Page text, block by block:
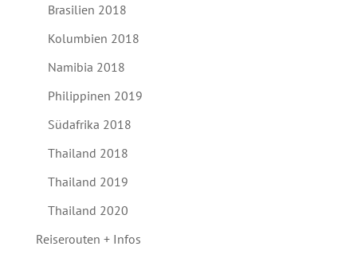
Brasilien 2018
Kolumbien 2018
Namibia 2018
Philippinen 2019
Südafrika 2018
Thailand 2018
Thailand 2019
Thailand 2020
Reiserouten + Infos